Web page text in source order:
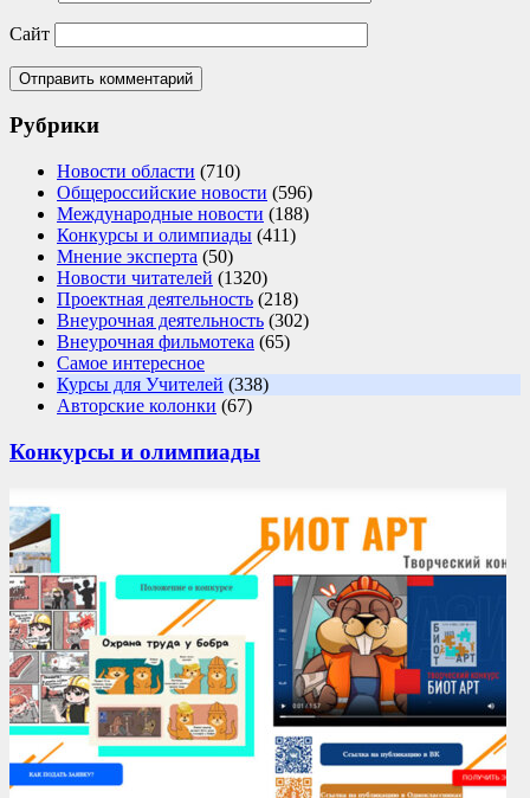
Сайт
Рубрики
Новости области (710)
Общероссийские новости (596)
Международные новости (188)
Конкурсы и олимпиады (411)
Мнение эксперта (50)
Новости читателей (1320)
Проектная деятельность (218)
Внеурочная деятельность (302)
Внеурочная фильмотека (65)
Самое интересное
Курсы для Учителей (338)
Авторские колонки (67)
Конкурсы и олимпиады